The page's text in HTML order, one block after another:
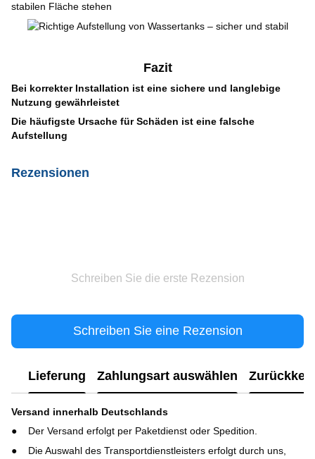
stabilen Fläche stehen
Fazit
Bei korrekter Installation ist eine sichere und langlebige
Nutzung gewährleistet
Die häufigste Ursache für Schäden ist eine falsche
Aufstellung
Rezensionen
Schreiben Sie die erste Rezension
Schreiben Sie eine Rezension
Lieferung Zahlungsart auswählen
Versand innerhalb Deutschlands
Der Versand erfolgt per Paketdienst oder Spedition.
Die Auswahl des Transportdienstleisters erfolgt durch uns,